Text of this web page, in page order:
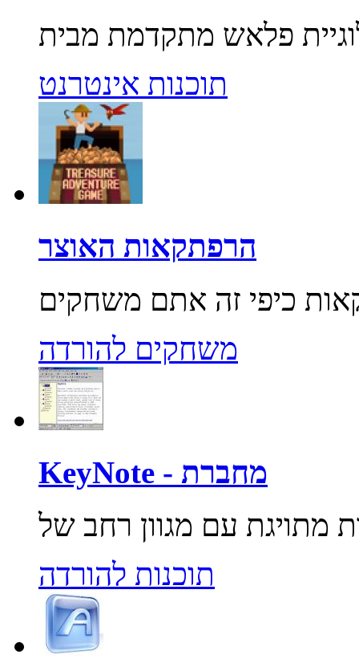
תוכנות אינטרנט
הרפתקאות האוצר
משחקים להורדה
KeyNote - מחברת
תוכנות להורדה